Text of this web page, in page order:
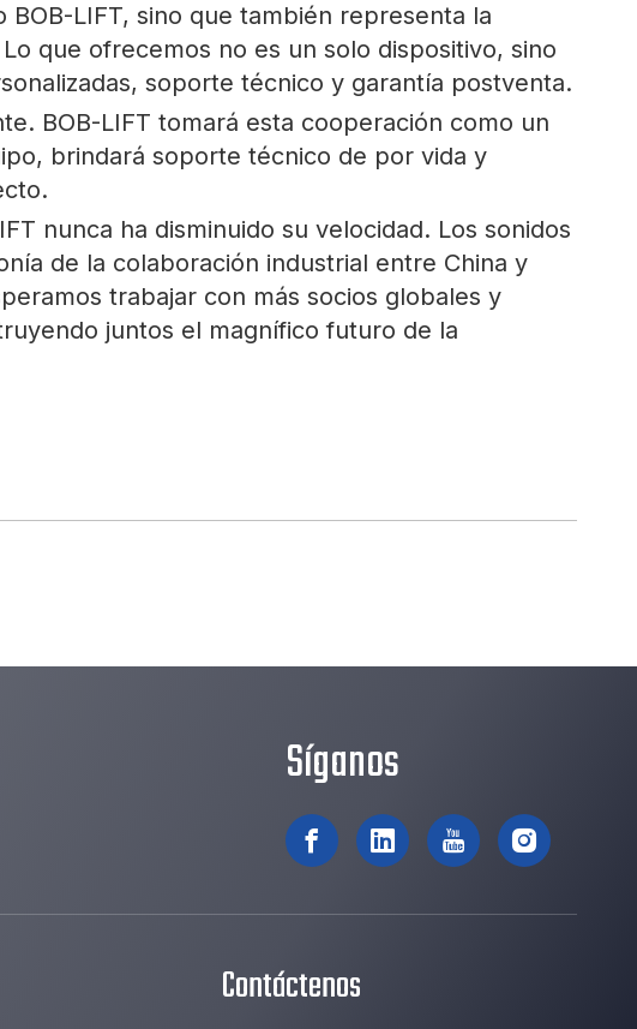
LIFT, sino que también representa la
que ofrecemos no es un solo dispositivo, sino
soporte técnico y garantía postventa.
BOB-LIFT tomará esta cooperación como un
brindará soporte técnico de por vida y
nunca ha disminuido su velocidad. Los sonidos
de la colaboración industrial entre China y
trabajar con más socios globales y
juntos el magnífico futuro de la
Síganos
Contáctenos